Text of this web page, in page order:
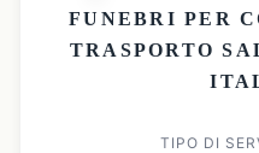
FUNEBRI PER
TRASPORTO
TIPO DI